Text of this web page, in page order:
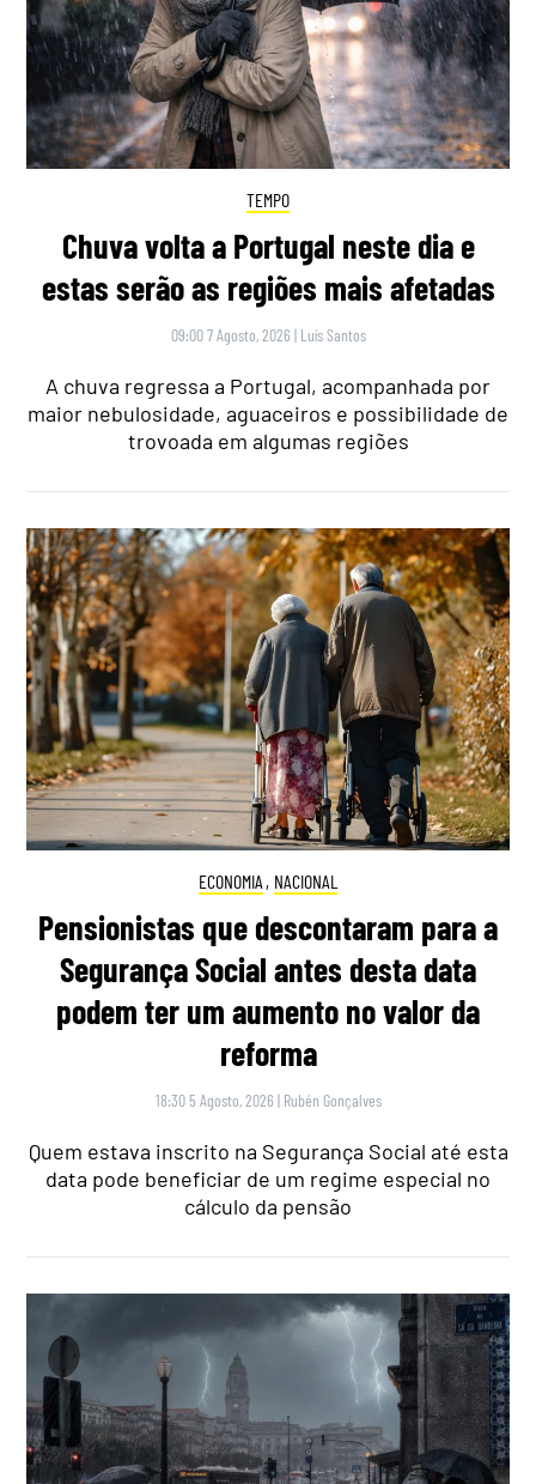
TEMPO
Chuva volta a Portugal neste dia e
estas serão as regiões mais afetadas
09:00 7 Agosto, 2026 | Luís Santos
A chuva regressa a Portugal, acompanhada por
maior nebulosidade, aguaceiros e possibilidade de
trovoada em algumas regiões
ECONOMIA , NACIONAL
Pensionistas que descontaram para a
Segurança Social antes desta data
podem ter um aumento no valor da
reforma
18:30 5 Agosto, 2026 | Rubén Gonçalves
Quem estava inscrito na Segurança Social até esta
data pode beneficiar de um regime especial no
cálculo da pensão